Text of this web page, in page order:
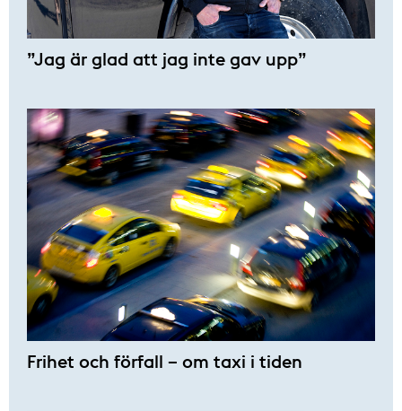
”Jag är glad att jag inte gav upp”
Frihet och förfall – om taxi i tiden